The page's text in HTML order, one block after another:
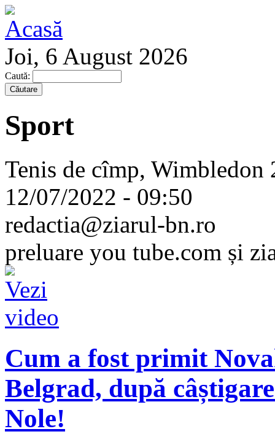
Joi, 6 August 2026
Caută:
Sport
Tenis de cîmp, Wimbledon
12/07/2022 - 09:50
redactia@ziarul-bn.ro
preluare you tube.com și
Cum a fost primit
Belgrad, după
Nole!